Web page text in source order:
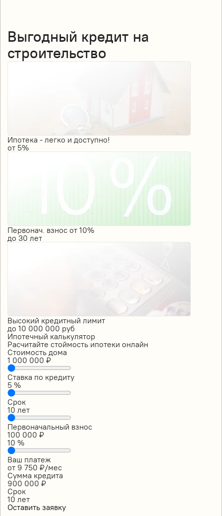
Выгодный кредит на
строительство
Ипотека - легко и доступно!
от 5%
Первонач. взнос от 10%
до30 лет
Высокий кредитный лимит
до 10 000 000 руб
Ипотечный калькулятор
Расчитайте стоймость ипотеки онлайн
Стоимость дома
1 000 000 ₽
Ставка по кредиту
5 %
Срок
10 лет
Первоначальный взнос
100 000 ₽
10 %
Ваш платеж
от 9 750 ₽/мес
Сумма кредита
900 000 ₽
Срок
10 лет
Оставить заявку